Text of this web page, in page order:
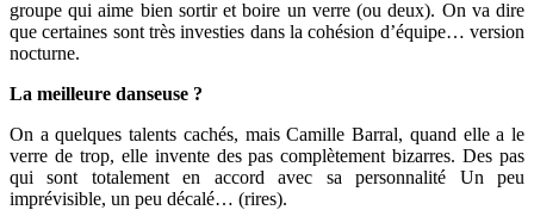
groupe qui aime bien sortir et boire un verre (ou deux). On va dire
que certaines sont très investies dans la cohésion d’équipe… version
nocturne.
La meilleure danseuse ?
On a quelques talents cachés, mais Camille Barral, quand elle a le
verre de trop, elle invente des pas complètement bizarres. Des pas
qui sont totalement en accord avec sa personnalité Un peu
imprévisible, un peu décalé… (rires).